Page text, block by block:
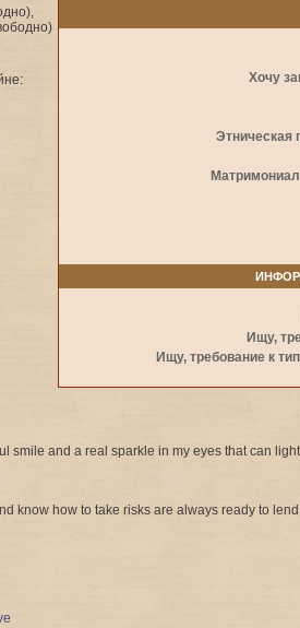
Хочу
Этническая
Ищу,
Ищу, требование к
smile and a real sparkle in my eyes that can
know how to take risks are always ready to